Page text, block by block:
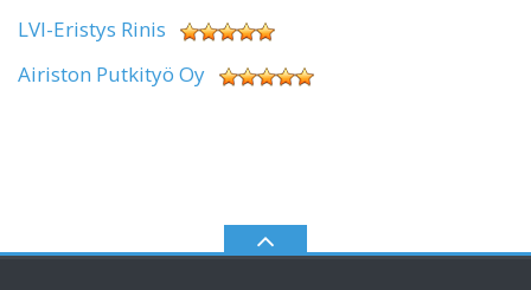
LVI-Eristys Rinis
Airiston Putkityö Oy